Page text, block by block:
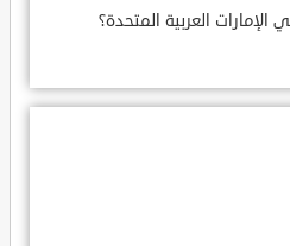
العربية المتحدة؟